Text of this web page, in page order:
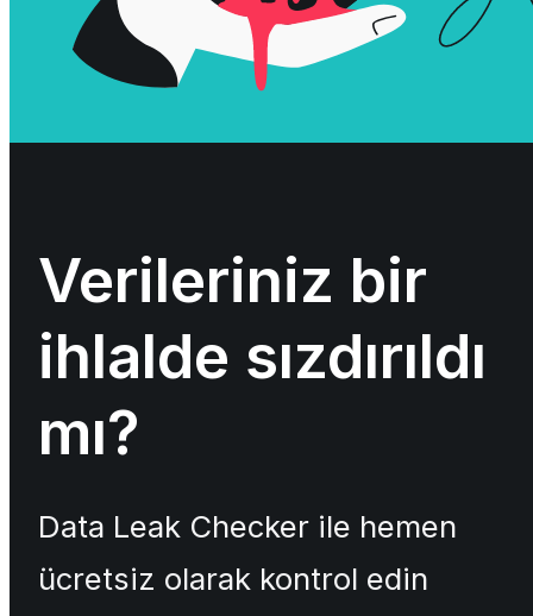
Verileriniz bir
ihlalde sızdırıldı
mı?
Data Leak Checker ile hemen
ücretsiz olarak kontrol edin